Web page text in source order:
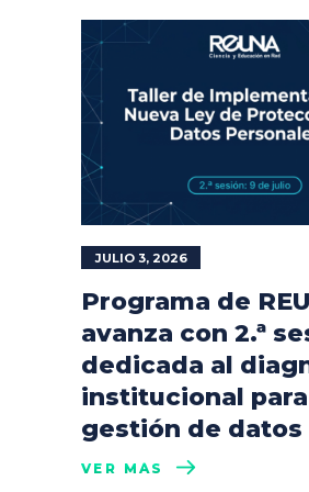
JULIO 3, 2026
Programa de
avanza con 2.ª
dedicada al
institucional
gestión de datos
VER MÁS